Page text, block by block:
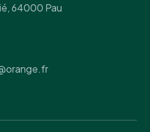
64000 Pau